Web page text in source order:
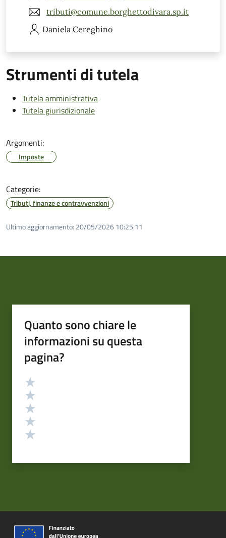
tributi@comune.borghettodivara.sp.it
Daniela Cereghino
Strumenti di tutela
Tutela amministrativa
Tutela giurisdizionale
Argomenti:
Imposte
Categorie:
Tributi, finanze e contravvenzioni
Ultimo aggiornamento: 20/05/2026 10:25.11
Quanto sono chiare le
informazioni su questa
pagina?
Valutazione